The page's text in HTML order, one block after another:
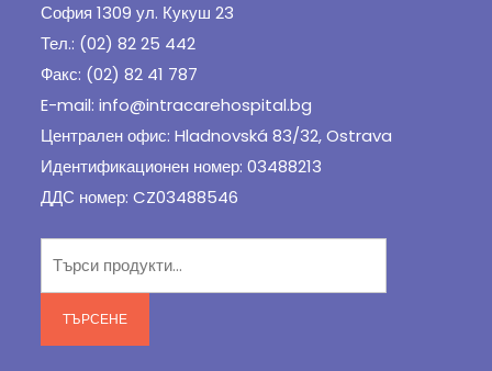
София 1309 ул. Кукуш 23
Тел.: (02) 82 25 442
Факс: (02) 82 41 787
E-mail: info@intracarehospital.bg
Централен офис: Hladnovská 83/32, Ostrava
Идентификационен номер: 03488213
ДДС номер: CZ03488546
ТЪРСЕНЕ